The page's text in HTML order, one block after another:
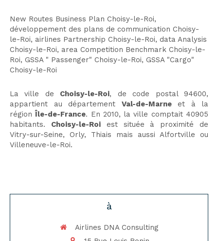
New Routes Business Plan Choisy-le-Roi,
développement des plans de communication Choisy-
le-Roi, airlines Partnership Choisy-le-Roi, data Analysis
Choisy-le-Roi, area Competition Benchmark Choisy-le-
Roi, GSSA " Passenger" Choisy-le-Roi, GSSA "Cargo"
Choisy-le-Roi
La ville de Choisy-le-Roi, de code postal 94600,
appartient au département Val-de-Marneet à la
régionÎle-de-France. En 2010, la ville comptait 40905
habitants. Choisy-le-Roiest située à proximité de
Vitry-sur-Seine, Orly, Thiais mais aussi Alfortville ou
Villeneuve-le-Roi.
à
Airlines DNA Consulting